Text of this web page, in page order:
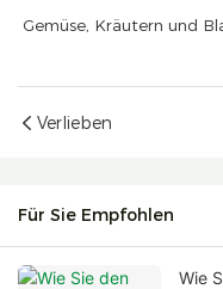
Gemüse, Kräutern und
Verlieben
Für Sie Empfohlen
Wie